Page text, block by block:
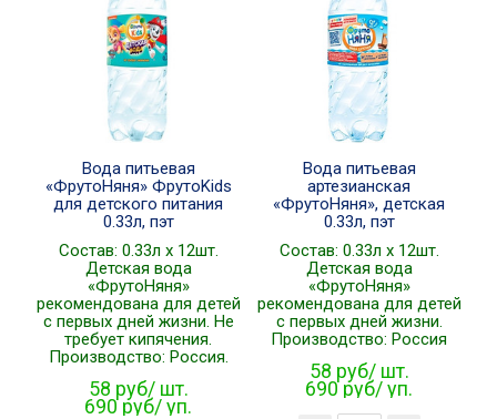
Вода питьевая
«ФрутоНяня» ФрутоKids
для детского питания
0.33л, пэт
Состав: 0.33л x 12шт.
Детская вода
«ФрутоНяня»
рекомендована для детей
с первых дней жизни. Не
требует кипячения.
Производство: Россия.
58 руб/ шт.
690 руб/ уп.
Вода питьевая
артезианская
«ФрутоНяня», детская
0.33л, пэт
Состав: 0.33л x 12шт.
Детская вода
«ФрутоНяня»
рекомендована для детей
с первых дней жизни.
Производство: Россия
58 руб/ шт.
690 руб/ уп.